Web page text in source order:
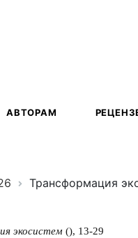
АВТОРАМ
Трансформация
экосистем (), 13-29